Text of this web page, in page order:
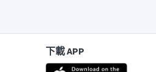
下載 APP